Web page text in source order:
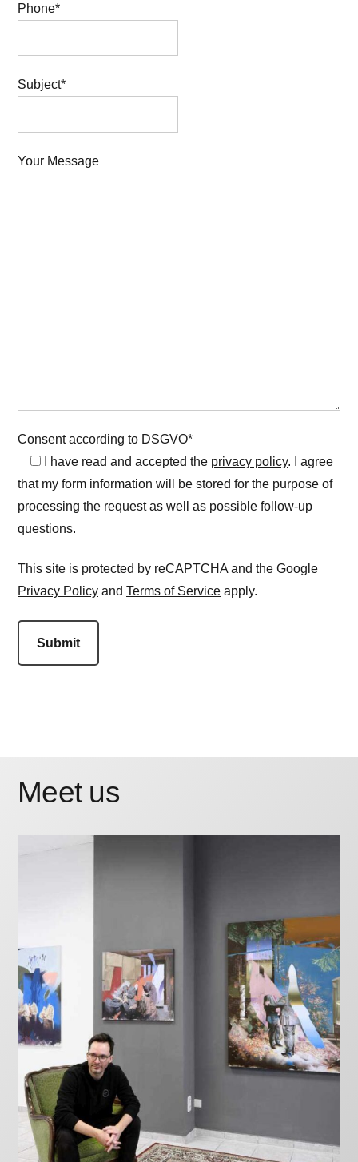
Phone*
Subject*
Your Message
Consent according to DSGVO*
I have read and accepted the privacy policy. I agree
that my form information will be stored for the purpose of
processing the request as well as possible follow-up
questions.
This site is protected by reCAPTCHA and the Google
Privacy Policy and Terms of Service apply.
Meet us